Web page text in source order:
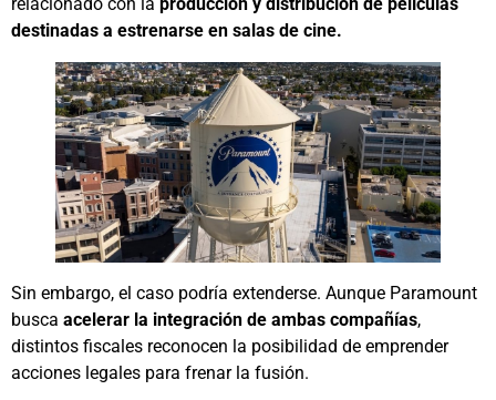
destinadas a estrenarse en salas de cine.
Sin embargo, el caso podría extenderse. Aunque Paramount
busca acelerar la integración de ambas compañías,
distintos fiscales reconocen la posibilidad de emprender
acciones legales para frenar la fusión.